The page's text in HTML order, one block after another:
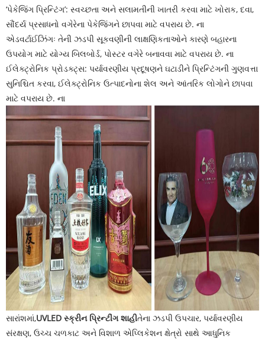
‘પેકેજિંગ પ્રિન્ટિંગ’: સ્વચ્છતા અને સલામતીની ખાતરી કરવા માટે ખોરાક, દવા,
સૌંદર્ય પ્રસાધનો વગેરેના પેકેજિંગને છાપવા માટે વપરાય છે. ના
એડવર્ટાઈઝિંગઃ તેની ઝડપી સૂકવણીની લાક્ષણિકતાઓને કારણે બહારના
ઉપયોગ માટે યોગ્ય બિલબોર્ડ, પોસ્ટર વગેરે બનાવવા માટે વપરાય છે. ના
ઈલેક્ટ્રોનિક પ્રોડક્ટ્સ: પર્યાવરણીય પ્રદૂષણને ઘટાડીને પ્રિન્ટિંગની ગુણવત્તા
સુનિશ્ચિત કરવા, ઈલેક્ટ્રોનિક ઉત્પાદનોના શેલ અને આંતરિક લોગોને છાપવા
માટે વપરાય છે. ના
સારાંશમાં,UVLED સ્ક્રીન પ્રિન્ટીંગ શાહીતેના ઝડપી ઉપચાર, પર્યાવરણીય
સંરક્ષણ, ઉચ્ચ ચળકાટ અને વિશાળ એપ્લિકેશન ક્ષેત્રો સાથે આધુનિક